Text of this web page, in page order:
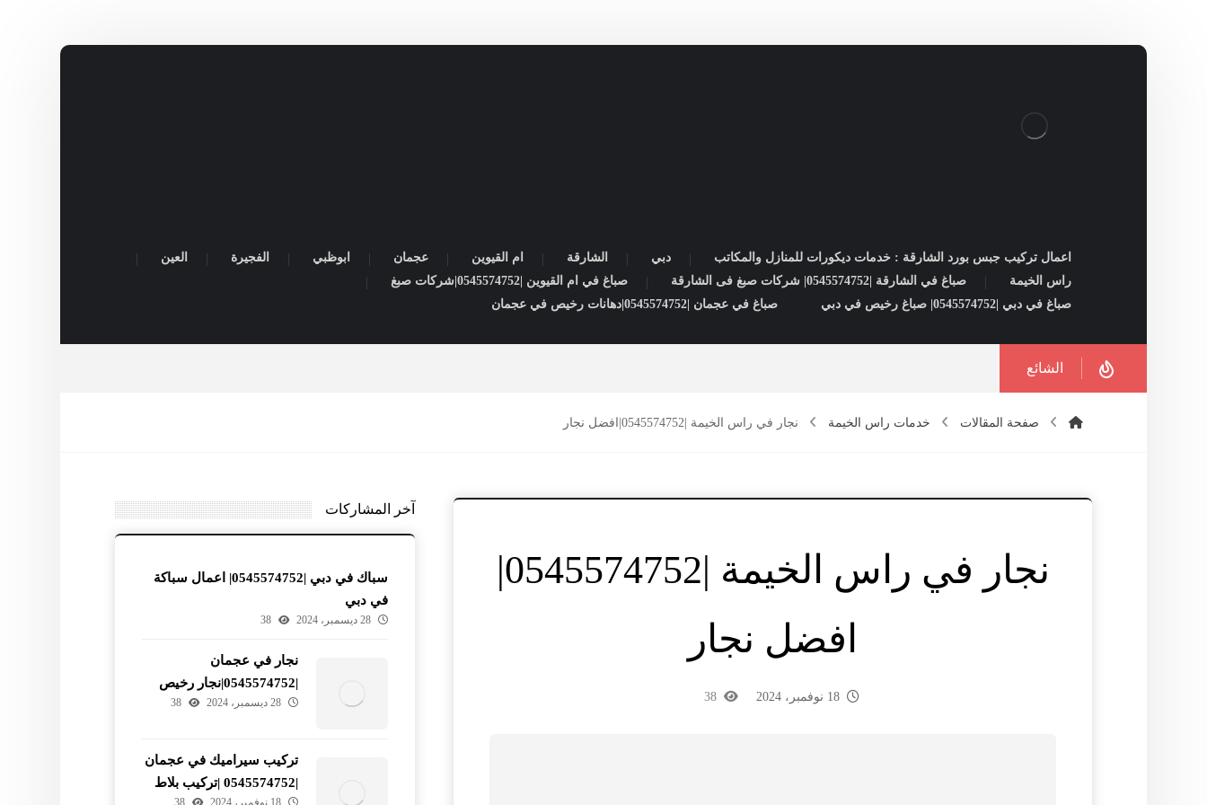
اعمال تركيب جبس بورد الشارقة : خدمات ديكورات للمنازل والمكاتب دبي الشارقة ام القيوين عجمان ابوظبي الفجيرة
العين
راس الخيمة
صباغ في الشارقة |0545574752| شركات صبغ فى الشارقة
صباغ في ام القيوين |0545574752|شركات صبغ
صباغ في دبي |0545574752| صباغ رخيص في دبي
صباغ في عجمان |0545574752|دهانات رخيص في عجمان
الشائع
صفحة المقالات خدمات راس الخيمة نجار في راس الخيمة |0545574752|افضل نجار
نجار في راس الخيمة |0545574752|
افضل نجار
18 نوفمبر، 2024 38
آخر المشاركات
سباك في دبي |0545574752| اعمال سباكة
في دبي
28 ديسمبر، 2024 38
نجار في عجمان
|0545574752|نجار رخيص
في عجمان
28 ديسمبر، 2024 38
تركيب سيراميك في عجمان
|0545574752 |تركيب بلاط
18 نوفمبر، 2024 38